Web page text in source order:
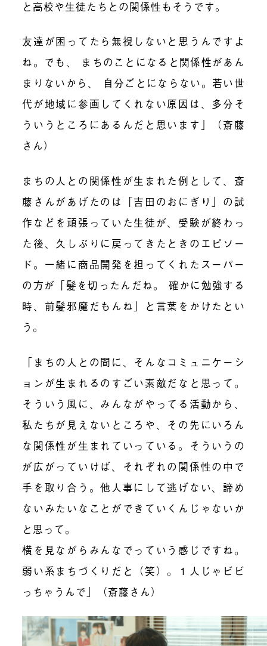
と高校や生徒たちとの関係性もそうです。
友達が困ってたら無視しないと思うんですよ
ね。でも、 まちのことになると関係性があん
まりないから、 自分ごとにならない。若い世
代が地域に参画してくれない原因は、多分そ
ういうところにあるんだと思います」（斎藤
さん）
まちの人との関係性が生まれた例として、 斎
藤さんがあ げたのは「吉田のおにぎり」 の試
作 などを頑張って い た生徒が、受験 が終わっ
た後、久しぶりに戻ってき たときのエピソー
ド。一緒に商品開発を担ってくれた スーパー
の方が 「髪 を切ったんだね。 確かに勉強する
時、 前髪邪魔だもんね 」と言葉をかけたとい
う。
「まちの人との間に、そんなコミュニケーシ
ョンが生まれるのすごい素敵だなと思って。
そういう風に、みんながやってる活動から、
私たちが見えないところや、その先にいろん
な関係性が生まれていっている。そういうの
が広がっていけば、それぞれの関係性の中で
手を取り合う。他人事にして逃げない、諦め
ないみたいなことができていくんじゃないか
と思って。
横を見ながらみんなでっていう感じですね。
弱い系まちづくりだと（笑）。１人じゃビビ
っちゃうんで」（斎藤さん）